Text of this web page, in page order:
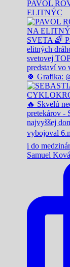
PAVOL
ELITNÝC
Samuel